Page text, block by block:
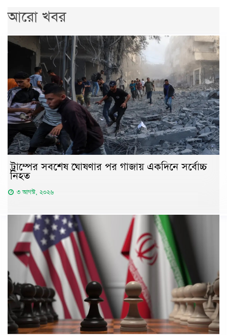
আরো খবর
ট্রাম্পের সবশেষ ঘোষণার পর গাজায় একদিনে সর্বোচ্চ
নিহত
৩ আগস্ট, ২০২৬